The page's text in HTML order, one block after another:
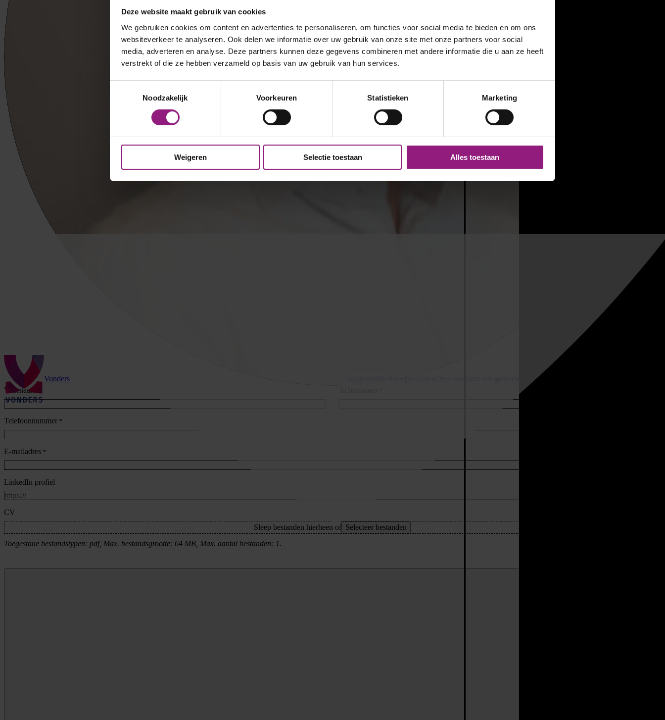
Deze website maakt gebruik van cookies
We gebruiken cookies om content en advertenties te personaliseren, om functies voor social media te bieden en om ons
websiteverkeer te analyseren. Ook delen we informatie over uw gebruik van onze site met onze partners voor social
media, adverteren en analyse. Deze partners kunnen deze gegevens combineren met andere informatie die u aan ze heeft
verstrekt of die ze hebben verzameld op basis van uw gebruik van hun services.
Noodzakelijk
Voorkeuren Statistieken Marketing
Weigeren Selectie toestaan Alles toestaan
Vonders
Voornaam
Telefoonnummer *
E-mailadres *
LinkedIn profiel
CV
Sleep bestanden hierheen of Selecteer bestanden
Toegestane bestandstypen: pdf, Max. bestandsgrootte: 64 MB, Max. aantal bestanden: 1.